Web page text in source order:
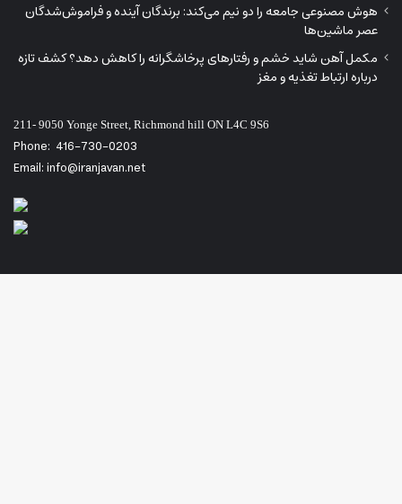
هوش مصنوعی جامعه را دو نیم می‌کند: برندگان آینده و فراموش‌شدگان
عصر ماشین‌ها
مکمل آهن شاید خشم و رفتارهای پرخاشگرانه را کاهش دهد؟ کشف تازه
درباره ارتباط تغذیه و مغز
211- 9050 Yonge Street, Richmond hill ON L4C 9S6
Phone: 416-730-0203
Email: info@iranjavan.net